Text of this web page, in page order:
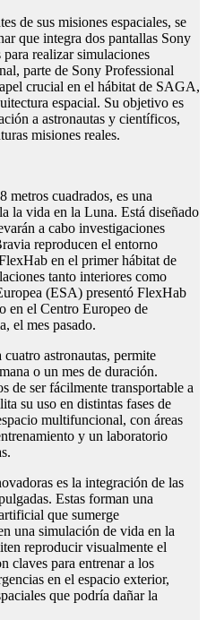
de sus misiones espaciales, se
que integra dos pantallas Sony
realizar simulaciones
parte de Sony Professional
crucial en el hábitat de SAGA,
espacial. Su objetivo es
a astronautas y científicos,
misiones reales.
metros cuadrados, es una
la vida en la Luna. Está diseñado
a cabo investigaciones
reproducen el entorno
en el primer hábitat de
tanto interiores como
(ESA) presentó FlexHab
en el Centro Europeo de
el mes pasado.
astronautas, permite
o un mes de duración.
de ser fácilmente transportable a
su uso en distintas fases de
multifuncional, con áreas
y un laboratorio
es la integración de las
Estas forman una
que sumerge
una simulación de vida en la
reproducir visualmente el
claves para entrenar a los
en el espacio exterior,
que podría dañar la